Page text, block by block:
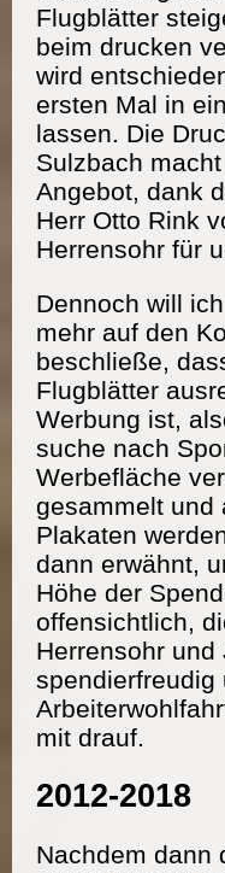
Flugblätter
beim drucken
wird
ersten Mal in
lassen. Die
Sulzbach
Angebot, dank
Herr Otto Rink
Herrensohr für
Dennoch will
mehr auf den
beschließe,
Flugblätter
Werbung ist,
suche nach
Werbefläche
gesammelt und
Plakaten
dann erwähnt,
Höhe der
offensichtlich,
Herrensohr
spendierfreudig
mit drauf.
2012-2018
Nachdem dann